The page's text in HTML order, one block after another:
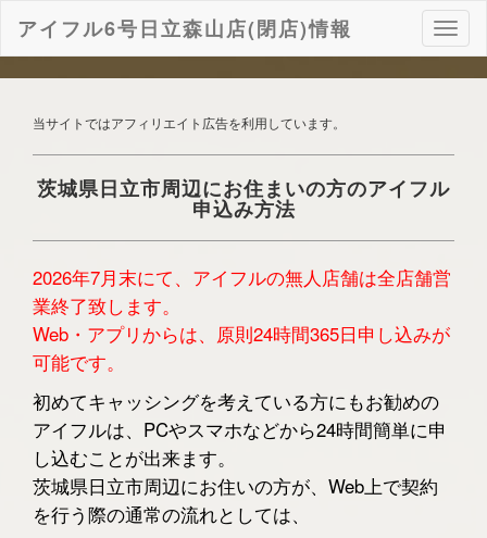
ナ
ビ
ゲ
ン
アイフル6号日立森山店(閉店)情報
当サイトではアフィリエイト広告を利用しています。
茨城県日立市周辺にお住まいの方のアイフル
申込み方法
2026年7月末にて、アイフルの無人店舗は全店舗営
業終了致します。
Web・アプリからは、原則24時間365日申し込みが
可能です。
初めてキャッシングを考えている方にもお勧めの
アイフルは、PCやスマホなどから24時間簡単に申
し込むことが出来ます。
茨城県日立市周辺にお住いの方が、Web上で契約
を行う際の通常の流れとしては、